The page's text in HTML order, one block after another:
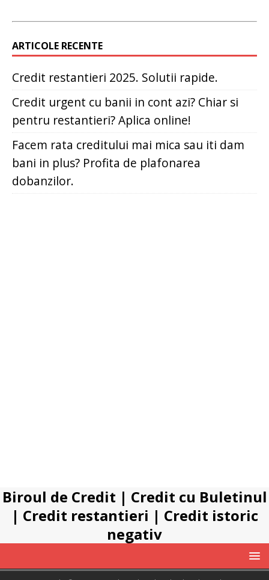
ARTICOLE RECENTE
Credit restantieri 2025. Solutii rapide.
Credit urgent cu banii in cont azi? Chiar si
pentru restantieri? Aplica online!
Facem rata creditului mai mica sau iti dam
bani in plus? Profita de plafonarea
dobanzilor.
Biroul de Credit | Credit cu Buletinul
| Credit restantieri | Credit istoric
negativ